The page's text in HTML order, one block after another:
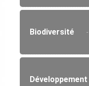
Biodiversité